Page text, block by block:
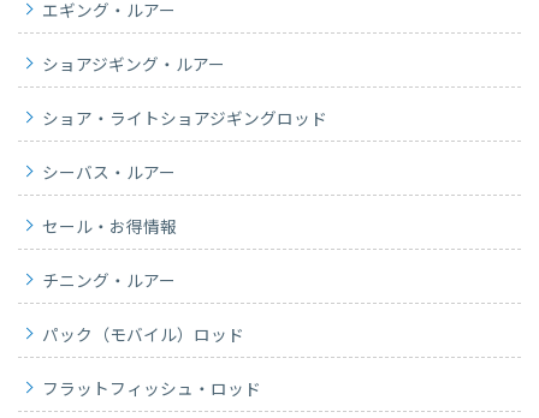
エギング・ルアー
ショアジギング・ルアー
ショア・ライトショアジギングロッド
シーバス・ルアー
セール・お得情報
チニング・ルアー
パック（モバイル）ロッド
フラットフィッシュ・ロッド